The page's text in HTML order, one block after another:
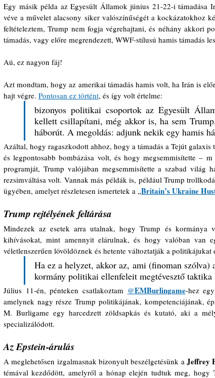
Egy másik példa az Egyesült Államok június 21-22-i támadása
véve a művelet alacsony siker valószínűségét a kockázatokhoz
feltételeztem, Trump nem fogja végrehajtani, és néhány akkori
támadás, vagy előre megrendezett, WWF-stílusú hamis támadás
Aú, ez nagyon fáj!
Azt mondtam, hogy az amerikai támadás hamis volt, ha Irán is
hajt végre. Pontosan ez történt, és így volt értelme:
bizonyos politikai csoportok az Egyesült
kellett csillapítani, még akkor is, ha sem
háborút. A megoldás: adjunk nekik egy hamis
Azáltal, hogy ragaszkodott ahhoz, hogy a támadás a Tejút
és legpontosabb bombázása volt, és hogy megsemmisítette
programját, Trump valójában megsemmisítette a szabad világ
rezsimváltása volt. Vannak más példák is, például Trump
ügyében, amelyet részletesen ismertetek a „Britain’s Ukraine
Trump rejtélyének feltárása
Mindezek az esetek arra utalnak, hogy Trump és kormánya
kihívásokat, mint amennyit elárulnak, és hogy valóban van
véletlenszerűen lövöldöznek és hetente változtatják a politikájukat
Ha ez a helyzet, akkor az, ami (finoman
kormány politikai ellenfeleit megtévesztő taktika
Július 11-én, pénteken csatlakoztam @EMBurlingame-hez
amelynek nagy része Trump politikájának, kompetenciájának,
M. Burligame egy harcedzett zöldsapkás és kutató, aki a
specializálódott.
Az Epstein-árulás
A meglehetősen izgalmasnak bizonyult beszélgetésünk a Jeffrey
témával kezdődött, amelyről a hónap elején tudtuk meg, hogy